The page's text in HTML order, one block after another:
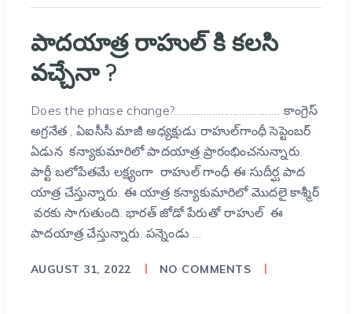
పాదయాత్ర రాహుల్ కి కలసి
వచ్చేనా ?
Does the phase change?……………………………… కాంగ్రెస్
అగ్రనేత , ఏఐసీసీ మాజీ అధ్యక్షుడు రాహుల్‌గాంధీ సెప్టెంబర్‌
ఏడున కన్యాకుమారిలో పాదయాత్ర ప్రారంభించనున్నారు.
పార్టీ బలోపేతమే లక్ష్యంగా రాహుల్ గాంధీ ఈ సుదీర్ఘ పాద
యాత్ర‌ చేస్తున్నారు. ఈ యాత్ర కన్యాకుమారిలో మొదలై కాశ్మీర్
వరకు సాగుతుంది. భార‌త్ జోడో పేరుతో రాహుల్ ఈ
పాద‌యాత్ర చేస్తున్నారు. పన్నెండు …
AUGUST 31, 2022 NO COMMENTS